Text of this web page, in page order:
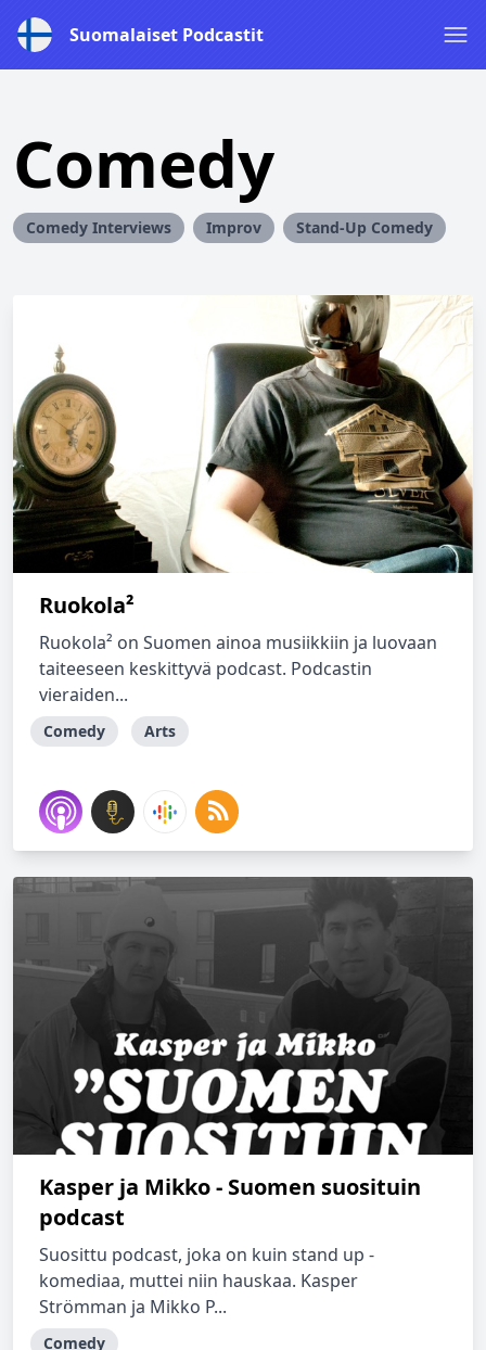
Suomalaiset Podcastit
Comedy
Comedy Interviews Improv Stand-Up Comedy
Ruokola²
Ruokola² on Suomen ainoa musiikkiin ja luovaan
taiteeseen keskittyvä podcast. Podcastin
vieraiden...
Comedy Arts
Kasper ja Mikko - Suomen suosituin
podcast
Suosittu podcast, joka on kuin stand up -
komediaa, muttei niin hauskaa. Kasper
Strömman ja Mikko P...
Comedy